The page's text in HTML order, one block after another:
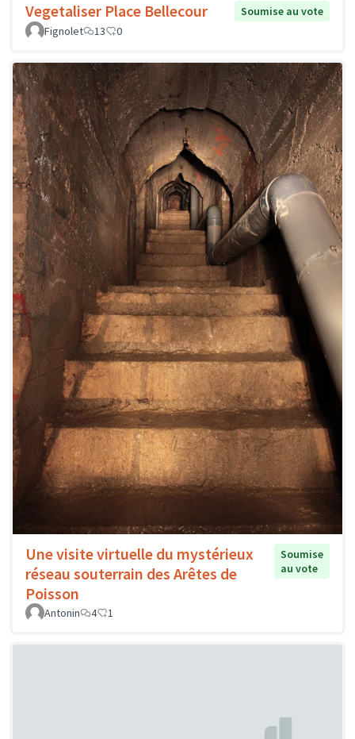
Vegetaliser Place Bellecour
Soumise au vote
Fignolet
13 0
Une visite virtuelle du mystérieux
réseau souterrain des Arêtes de
Poisson
Soumise
au vote
Antonin 4 1